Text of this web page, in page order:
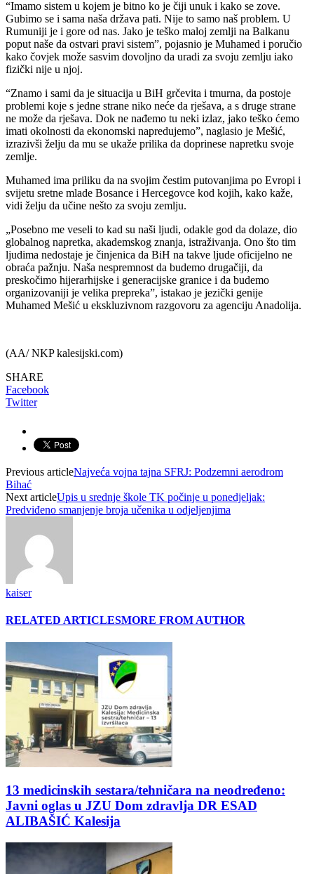
“Imamo sistem u kojem je bitno ko je čiji unuk i kako se zove.
Gubimo se i sama naša država pati. Nije to samo naš problem. U
Rumuniji je i gore od nas. Jako je teško maloj zemlji na Balkanu
poput naše da ostvari pravi sistem”, pojasnio je Muhamed i poručio
kako čovjek može sasvim dovoljno da uradi za svoju zemlju iako
fizički nije u njoj.
“Znamo i sami da je situacija u BiH grčevita i tmurna, da postoje
problemi koje s jedne strane niko neće da rješava, a s druge strane
ne može da rješava. Dok ne nađemo tu neki izlaz, jako teško ćemo
imati okolnosti da ekonomski napredujemo”, naglasio je Mešić,
izrazivši želju da mu se ukaže prilika da doprinese napretku svoje
zemlje.
Muhamed ima priliku da na svojim čestim putovanjima po Evropi i
svijetu sretne mlade Bosance i Hercegovce kod kojih, kako kaže,
vidi želju da učine nešto za svoju zemlju.
„Posebno me veseli to kad su naši ljudi, odakle god da dolaze, dio
globalnog napretka, akademskog znanja, istraživanja. Ono što tim
ljudima nedostaje je činjenica da BiH na takve ljude oficijelno ne
obraća pažnju. Naša nespremnost da budemo drugačiji, da
preskočimo hijerarhijske i generacijske granice i da budemo
organizovaniji je velika prepreka”, istakao je jezički genije
Muhamed Mešić u ekskluzivnom razgovoru za agenciju Anadolija.
(AA/ NKP kalesijski.com)
SHARE
Facebook
Twitter
Previous articleNajveća vojna tajna SFRJ: Podzemni aerodrom
Bihać
Next articleUpis u srednje škole TK počinje u ponedjeljak:
Predviđeno smanjenje broja učenika u odjeljenjima
kaiser
RELATED ARTICLESMORE FROM AUTHOR
13 medicinskih sestara/tehničara na neodređeno:
Javni oglas u JZU Dom zdravlja DR ESAD
ALIBAŠIĆ Kalesija